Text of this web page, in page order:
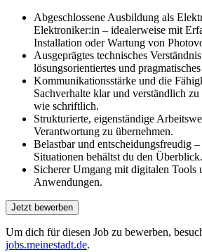
Abgeschlossene Ausbildung als
Elektroniker:in – idealerweise mit
Installation oder Wartung von
Ausgeprägtes technisches
lösungsorientiertes und
Kommunikationsstärke und die
Sachverhalte klar und verständlich
wie schriftlich.
Strukturierte, eigenständige
Verantwortung zu übernehmen.
Belastbar und entscheidungsfreudig
Situationen behältst du den Überblick.
Sicherer Umgang mit digitalen Tools
Anwendungen.
Um dich für diesen Job zu bewerben,
jobs.meinestadt.de.